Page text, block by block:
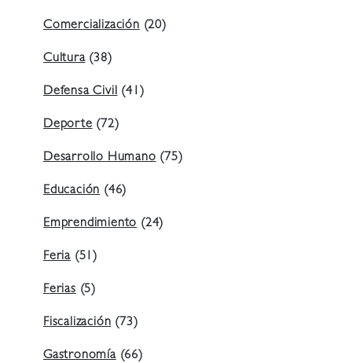
Comercialización (20)
Cultura(38)
Defensa Civil (41)
Deporte (72)
Desarrollo Humano (75)
Educación (46)
Emprendimiento (24)
Feria (51)
Ferias (5)
Fiscalización (73)
Gastronomía(66)